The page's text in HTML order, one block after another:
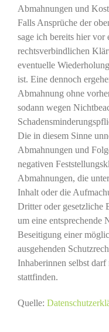
Abmahnungen und
Falls Ansprüche der
sage ich bereits hier vor
rechtsverbindlichen
eventuelle
ist. Eine dennoch
Abmahnung ohne
sodann wegen
Die in diesem Sinne
Abmahnungen und
negativen
Abmahnungen, die
Inhalt oder die
Dritter oder gesetzliche
um eine entsprechende
Beseitigung einer
ausgehenden
Inhaberinnen selbst
stattfinden.
Quelle: